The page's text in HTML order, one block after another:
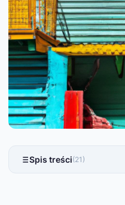
Spis treści(21)